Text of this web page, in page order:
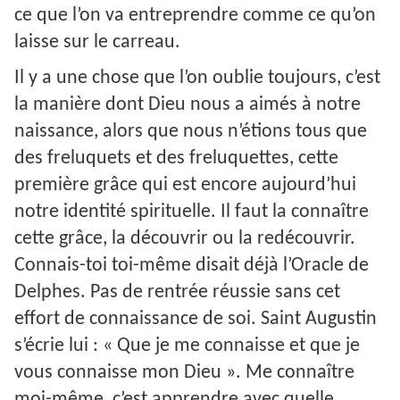
ce que l’on va entreprendre comme ce qu’on
laisse sur le carreau.
Il y a une chose que l’on oublie toujours, c’est
la manière dont Dieu nous a aimés à notre
naissance, alors que nous n’étions tous que
des freluquets et des freluquettes, cette
première grâce qui est encore aujourd’hui
notre identité spirituelle. Il faut la connaître
cette grâce, la découvrir ou la redécouvrir.
Connais-toi toi-même disait déjà l’Oracle de
Delphes. Pas de rentrée réussie sans cet
effort de connaissance de soi. Saint Augustin
s’écrie lui : « Que je me connaisse et que je
vous connaisse mon Dieu ». Me connaître